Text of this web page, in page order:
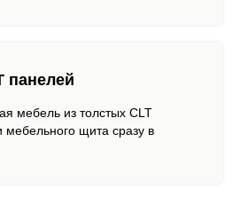
панелей
мебель из толстых CLT
щита сразу в